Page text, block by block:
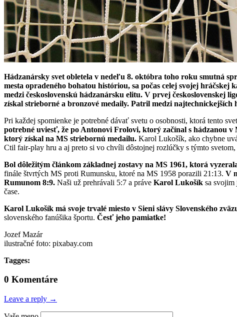
Hádzanársky svet obletela v nedeľu 8. októbra toho roku smutná
mesta opradeného bohatou históriou, sa počas celej svojej
medzi československú hádzanársku elitu. V prvej československej
získal strieborné a bronzové medaily. Patril medzi
Pri každej spomienke je potrebné dávať svetu o osobnosti, ktorá tento
potrebné uviesť, že po Antonovi Frolovi, ktorý začínal s hádzanou
ktorý získal na MS striebornú medailu. Karol Lukošík, ako chybne
Ctil fair-play hru a aj preto si vo chvíli dôstojnej rozlúčky s týmto
Bol dôležitým článkom základnej zostavy na MS 1961, ktorá
finále štvrtých MS proti Rumunsku, ktoré na MS 1958 porazili 21:13. V
Rumunom 8:9. Naši už prehrávali 5:7 a práve Karol Lukošík sa
čase.
Karol Lukošík má svoje trvalé miesto v Sieni slávy Slovenského
slovenského fanúšika športu. Česť jeho pamiatke!
Jozef Mazár
ilustračné foto: pixabay.com
Tagges:
0 Komentáre
Leave a reply →